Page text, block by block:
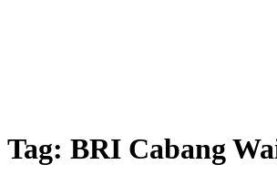
Tag: BRI Cabang